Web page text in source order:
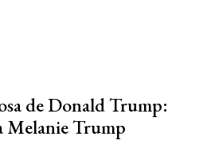
de Donald Trump:
Melanie Trump